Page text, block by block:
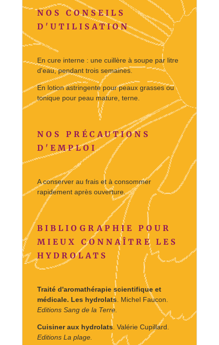
NOS CONSEILS
D'UTILISATION
En cure interne : une cuillère à soupe par litre
d'eau, pendant trois semaines.
En lotion astringente pour peaux grasses ou
tonique pour peau mature, terne.
NOS PRÉCAUTIONS
D'EMPLOI
A conserver au frais et à consommer
rapidement après ouverture.
BIBLIOGRAPHIE POUR
MIEUX CONNAÎTRE LES
HYDROLATS
Traité d'aromathérapie scientifique et
médicale. Les hydrolats . Michel Faucon.
Editions Sang de la Terre.
Cuisiner aux hydrolats. Valérie Cupillard.
Editions La plage.